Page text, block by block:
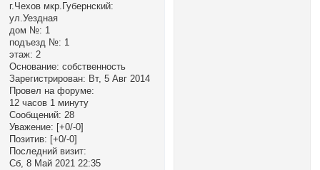
г.Чехов мкр.Губернский:
ул.Уездная
дом №: 1
подъезд №: 1
этаж: 2
Основание: собственность
Зарегистрирован: Вт, 5 Авг 2014
Провел на форуме:
12 часов 1 минуту
Сообщений: 28
Уважение: [+0/-0]
Позитив: [+0/-0]
Последний визит:
Сб, 8 Май 2021 22:35